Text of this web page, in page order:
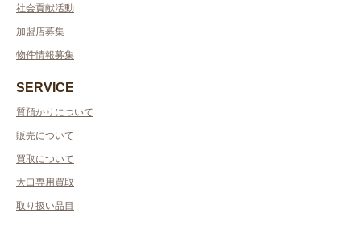
社会貢献活動
加盟店募集
物件情報募集
SERVICE
質預かりについて
販売について
買取について
大口専用買取
取り扱い品目